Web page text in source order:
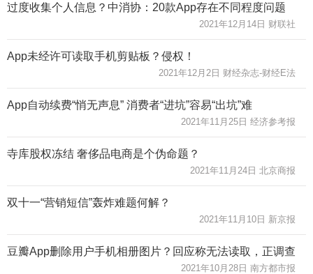
过度收集个人信息？中消协：20款App存在不同程度问题
2021年12月14日 财联社
App未经许可读取手机剪贴板？侵权！
2021年12月2日 财经杂志-财经E法
App自动续费“悄无声息” 消费者“进坑”容易“出坑”难
2021年11月25日 经济参考报
寺库股权冻结 奢侈品电商是个伪命题？
2021年11月24日 北京商报
双十一“营销短信”轰炸难题何解？
2021年11月10日 新京报
豆瓣App删除用户手机相册图片？回应称无法读取，正调查
2021年10月28日 南方都市报